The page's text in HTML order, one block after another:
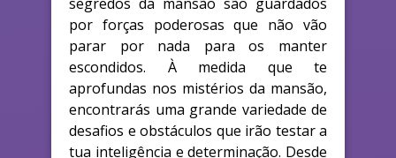
por forças poderosas que não vão
parar por nada para os manter
escondidos. À medida que te
aprofundas nos mistérios da mansão,
encontrarás uma grande variedade de
desafios e obstáculos que irão testar a
tua inteligência e determinação. Desde